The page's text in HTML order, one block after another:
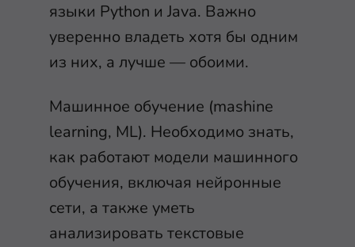
языки Python и Java. Важно
уверенно владеть хотя бы одним
из них, а лучше — обоими.
Машинное обучение (mashine
learning, ML). Необходимо знать,
как работают модели машинного
обучения, включая нейронные
сети, а также уметь
анализировать текстовые